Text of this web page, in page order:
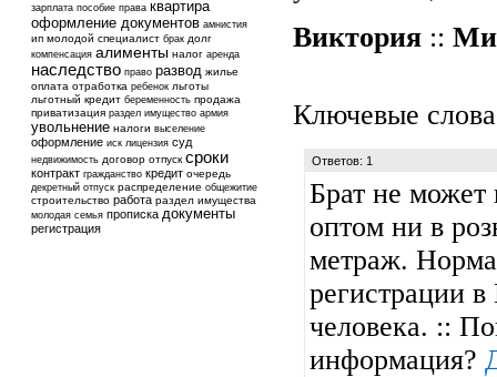
зарплата пособие права квартира
оформление документов амнистия
ип молодой специалист брак долг
компенсация алименты налог аренда
наследство право развод жилье
оплата отработка ребенок льготы
льготный кредит беременность продажа
приватизация раздел имущество армия
увольнение налоги выселение
оформление иск лицензия суд
недвижимость договор отпуск сроки
контракт гражданство кредит очередь
декретный отпуск распределение общежитие
строительство работа раздел имущества
молодая семья прописка документы
регистрация
Виктория ::
Ключевые
Ответов: 1
Брат не может
оптом ни в
метраж.
регистрации
человека. ::
информация?